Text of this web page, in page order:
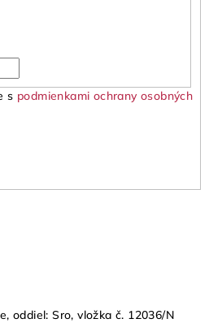
s podmienkami ochrany osobných
oddiel: Sro, vložka č. 12036/N